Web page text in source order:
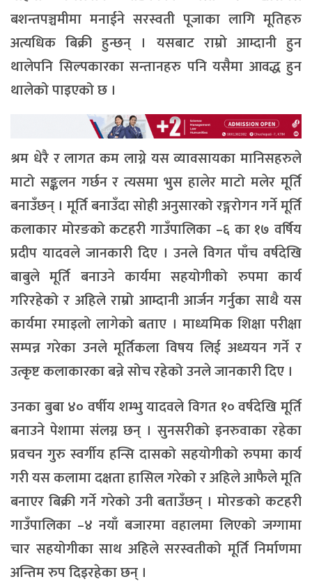
बशन्तपञ्चमीमा मनाईने सरस्वती पूजाका लागि मूतिहरु
अत्यधिक बिक्री हुन्छन् । यसबाट राम्रो आम्दानी हुन
थालेपनि सिल्पकारका सन्तानहरु पनि यसैमा आवद्ध हुन
थालेको पाइएको छ ।
श्रम धेरै र लागत कम लाग्ने यस व्यावसायका मानिसहरुले
माटो सङ्कलन गर्छन र त्यसमा भुस हालेर माटो मलेर मूर्ति
बनाउँछन् । मूर्ति बनाउँदा सोही अनुसारको रङ्गरोगन गर्ने मूर्ति
कलाकार मोरङको कटहरी गाउँपालिका –६ का १७ वर्षिय
प्रदीप यादवले जानकारी दिए । उनले विगत पाँच वर्षदेखि
बाबुले मूर्ति बनाउने कार्यमा सहयोगीको रुपमा कार्य
गरिरहेको र अहिले राम्रो आम्दानी आर्जन गर्नुका साथै यस
कार्यमा रमाइलो लागेको बताए । माध्यमिक शिक्षा परीक्षा
सम्पन्न गरेका उनले मूर्तिकला विषय लिई अध्ययन गर्ने र
उत्कृष्ट कलाकारका बन्ने सोच रहेको उनले जानकारी दिए ।
उनका बुबा ४० वर्षीय शम्भु यादवले विगत १० वर्षदेखि मूर्ति
बनाउने पेशामा संलग्न छन् । सुनसरीको इनरुवाका रहेका
प्रवचन गुरु स्वर्गीय हन्सि दासको सहयोगीको रुपमा कार्य
गरी यस कलामा दक्षता हासिल गरेको र अहिले आफैले मूति
बनाएर बिक्री गर्ने गरेको उनी बताउँछन् । मोरङको कटहरी
गाउँपालिका –४ नयाँ बजारमा वहालमा लिएको जग्गामा
चार सहयोगीका साथ अहिले सरस्वतीको मूर्ति निर्माणमा
अन्तिम रुप दिइरहेका छन् ।